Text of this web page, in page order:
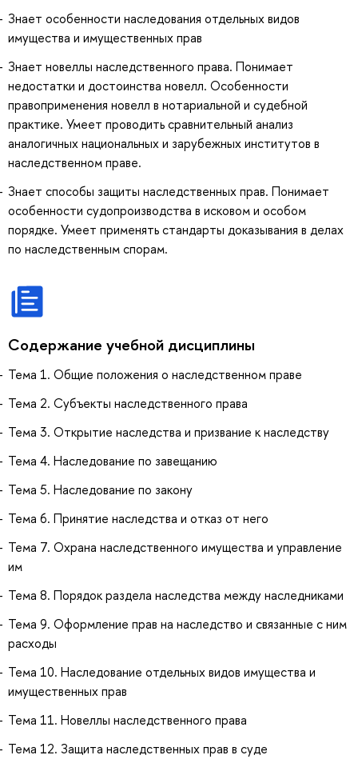
Знает особенности наследования отдельных видов
имущества и имущественных прав
Знает новеллы наследственного права. Понимает
недостатки и достоинства новелл. Особенности
правоприменения новелл в нотариальной и судебной
практике. Умеет проводить сравнительный анализ
аналогичных национальных и зарубежных институтов в
наследственном праве.
Знает способы защиты наследственных прав. Понимает
особенности судопроизводства в исковом и особом
порядке. Умеет применять стандарты доказывания в делах
по наследственным спорам.
Содержание учебной дисциплины
Тема 1. Общие положения о наследственном праве
Тема 2. Субъекты наследственного права
Тема 3. Открытие наследства и призвание к наследству
Тема 4. Наследование по завещанию
Тема 5. Наследование по закону
Тема 6. Принятие наследства и отказ от него
Тема 7. Охрана наследственного имущества и управление
им
Тема 8. Порядок раздела наследства между наследниками
Тема 9. Оформление прав на наследство и связанные с ним
расходы
Тема 10. Наследование отдельных видов имущества и
имущественных прав
Тема 11. Новеллы наследственного права
Тема 12. Защита наследственных прав в суде